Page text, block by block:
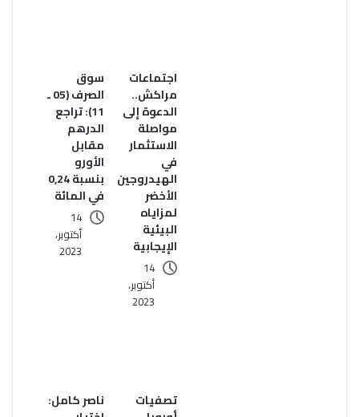
اجتماعات
مراكش..
الدعوة إلى
مواصلة
الاستثمار
في
الهيدروجين
الأخضر
لمزاياه
البيئية
الإيجابية
14
أكتوبر،
2023
سوق
الصرف (05 ـ
11): تراجع
الدرهم
مقابل
الأورو
بنسبة 0,24
في المائة
14
أكتوبر،
2023
تصفيات
ناصر كامل: